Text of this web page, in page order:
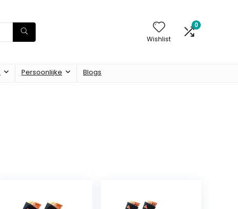
Wishlist
0
Persoonlijke Blogs